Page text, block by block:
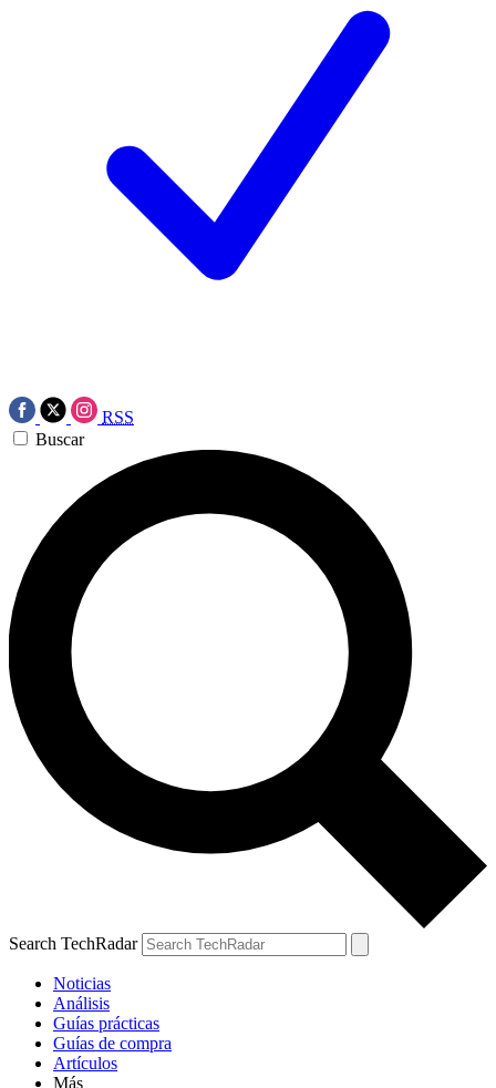
RSS
Buscar
Search TechRadar
Noticias
Análisis
Guías prácticas
Guías de compra
Artículos
Más